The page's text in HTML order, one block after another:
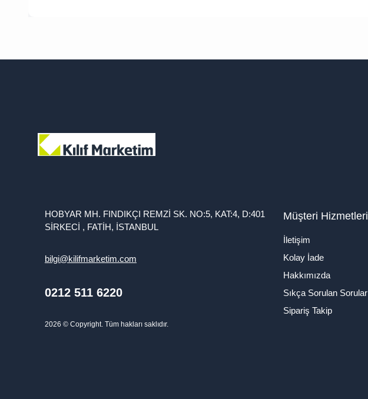
HOBYAR MH. FINDIKÇI REMZİ SK. NO:5, KAT:4, D:401
SİRKECİ , FATİH, İSTANBUL
bilgi@kilifmarketim.com
0212 511 6220
2026 © Copyright. Tüm hakları saklıdır.
Müşteri Hizmetleri
İletişim
Kolay İade
Hakkımızda
Sıkça Sorulan Sorular
Sipariş Takip